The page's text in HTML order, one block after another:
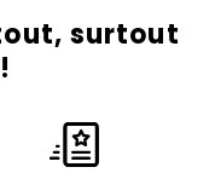
surtout